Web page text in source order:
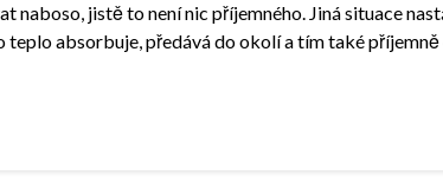
naboso, jistě to není nic příjemného. Jiná situace
absorbuje, předává do okolí a tím také příjemně